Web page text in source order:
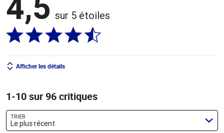
sur 5 étoiles
Afficher les détails
1-10 sur 96 critiques
TRIER
Le plus récent